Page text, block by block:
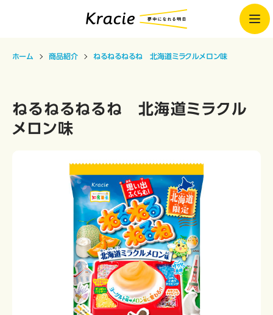
ホーム 商品紹介 ねるねるねるね 北海道ミラクルメロン味
ねるねるねるね 北海道ミラクル
メロン味